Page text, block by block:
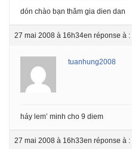
dón chào bạn thăm gia dien dan
27 mai 2008 à 16h34en réponse à :
tuanhung2008
háy lem’ minh cho 9 diem
27 mai 2008 à 16h33en réponse à :